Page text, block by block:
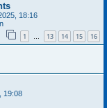
18:16
1 … 13 14 15 16
19:08